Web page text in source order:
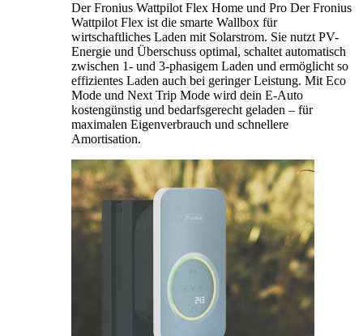
Der Fronius Wattpilot Flex Home und Pro Der Fronius
Wattpilot Flex ist die smarte Wallbox für
wirtschaftliches Laden mit Solarstrom. Sie nutzt PV-
Energie und Überschuss optimal, schaltet automatisch
zwischen 1- und 3-phasigem Laden und ermöglicht so
effizientes Laden auch bei geringer Leistung. Mit Eco
Mode und Next Trip Mode wird dein E-Auto
kostengünstig und bedarfsgerecht geladen – für
maximalen Eigenverbrauch und schnellere
Amortisation.